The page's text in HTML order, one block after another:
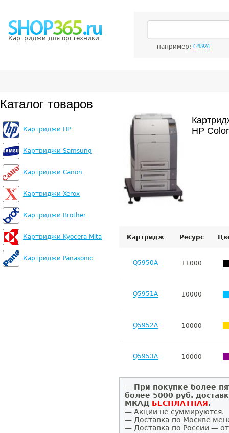
Картриджи для оргтехники
например: C4092A
Каталог товаров
Картриджи HP
Картриджи Samsung
Картриджи Canon
Картриджи Xerox
Картриджи Brother
Картриджи Kyocera Mita
Картриджи Panasonic
HP
Картридж Ресурс
Q5950A 11000
Q5951A 10000
Q5952A 10000
Q5953A 10000
— При покупке более
более 5000 руб.
МКАД БЕСПЛАТНАЯ.
— Акции не суммируются.
— Доставка по Москве
— Доставка по России —